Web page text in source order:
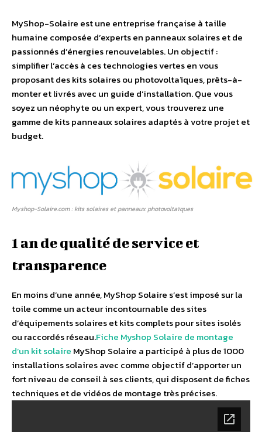
MyShop-Solaire est une entreprise française à taille
humaine composée d’experts en panneaux solaires et de
passionnés d’énergies renouvelables. Un objectif :
simplifier l’accès à ces technologies vertes en vous
proposant des kits solaires ou photovoltaïques, prêts-à-
monter et livrés avec un guide d’installation. Que vous
soyez un néophyte ou un expert, vous trouverez une
gamme de kits panneaux solaires adaptés à votre projet et
budget.
Myshop-Solaire.com : kits solaires et panneaux photovoltaïques
1 an de qualité de service et
transparence
En moins d’une année, MyShop Solaire s’est imposé sur la
toile comme un acteur incontournable des sites
d’équipements solaires et kits complets pour sites isolés
ou raccordés réseau.Fiche Myshop Solaire de montage
d’un kit solaire MyShop Solaire a participé à plus de 1000
installations solaires avec comme objectif d’apporter un
fort niveau de conseil à ses clients, qui disposent de fiches
techniques et de vidéos de montage très précises.